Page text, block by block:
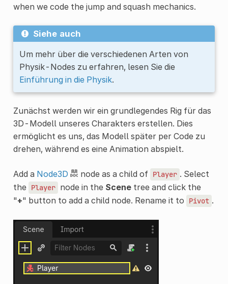
when we code the jump and squash mechanics.
Siehe auch
Um mehr über die verschiedenen Arten von
Physik-Nodes zu erfahren, lesen Sie die
Einführung in die Physik.
Zunächst werden wir ein grundlegendes Rig für das
3D-Modell unseres Charakters erstellen. Dies
ermöglicht es uns, das Modell später per Code zu
drehen, während es eine Animation abspielt.
Add a Node3D node as a child of Player . Select
the Player node in the Scenetree and click the
"+" button to add a child node. Rename it to Pivot .